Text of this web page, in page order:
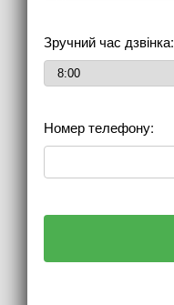
Зручний час дзвінка:
Номер телефону: